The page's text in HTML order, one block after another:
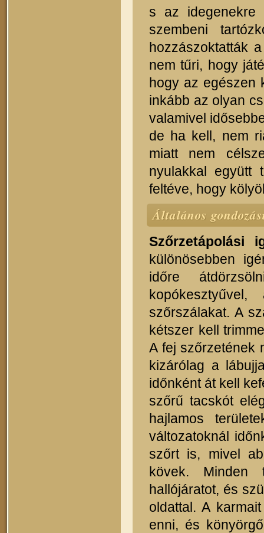
s az idegenekre
szembeni
hozzászoktatták
nem tűri, hogy
hogy az egészen
inkább az olyan
valamivel
de ha kell, nem
miatt nem
nyulakkal együtt
feltéve, hogy
Általános
Szőrzetápolási
különösebben
időre
szőrszálakat. A
kétszer kell
A fej szőrzetének
kizárólag a
időnként át kell
szőrű tacskót
hajlamos
változatoknál
szőrt is, mivel
kövek. Minden
hallójáratot, és
oldattal. A
enni, és